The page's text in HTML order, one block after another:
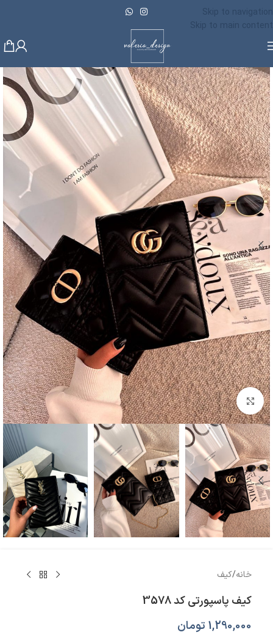
Skip to navigation
Skip to main content
بزرگنمایی تصویر
خانه/کیف
کیف پاسپورتی کد 3578
1,290,000 تومان